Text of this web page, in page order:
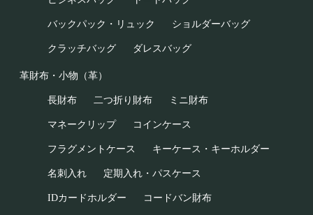
バックパック・リュック ショルダーバッグ
クラッチバッグ ダレスバッグ
革財布・小物（革）
長財布 二つ折り財布 ミニ財布
マネークリップ コインケース
フラグメントケース キーケース・キーホルダー
名刺入れ 定期入れ・パスケース
IDカードホルダー コードバン財布